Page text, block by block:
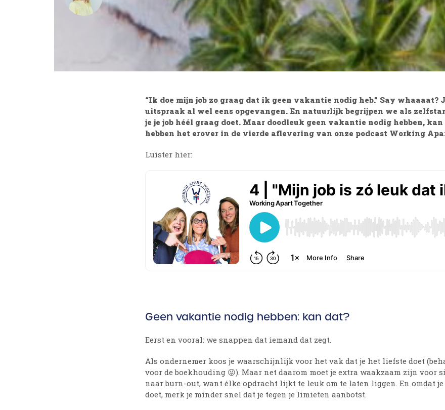
“Ik doe mijn job zo graag dat ik geen vakantie nodig heb.” Say whaaaat?
uitspraak al wel eens opgevangen. En natuurlijk begrijpen we als
je je job héél graag doet. Maar doodleuk geen vakantie nodig hebben,
hebben het erover in de vierde aflevering van onze podcast Working
Luister hier:
Geen vakantie nodig hebben: kan dat?
Eerst en vooral: we snappen dat iemand dat zegt.
Als ondernemer koos je waarschijnlijk voor het vak dat je het liefste doet
voor de boekhouding 😜). Maar net daarom moet je extra waakzaam zijn voor
naar burn-out, want élke opdracht lijkt te leuk om te laten liggen. En omdat
doet, merk je minder snel dat je tegen je limieten aanbotst.